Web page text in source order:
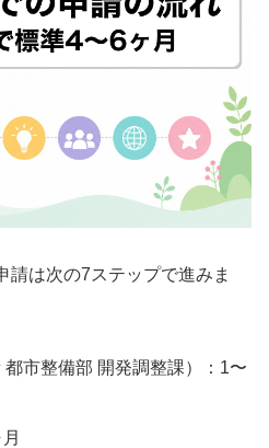
請は次の7ステップで進みま
市整備部 開発調整課）：1〜